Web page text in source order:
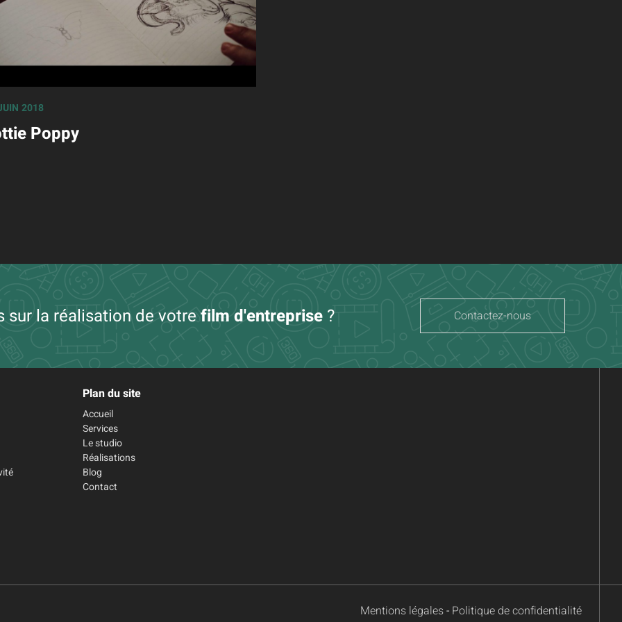
2018
Poppy
la réalisation de votre film d'entreprise? Contactez-nous
Plan du site
Accueil
Services
Le studio
Réalisations
Blog
Contact
Mentions légales- Politique de confidentialité
Options